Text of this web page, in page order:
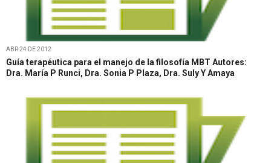
ABR 24 DE 2012
Guía terapéutica para el manejo de la filosofía MBT Autores:
Dra. María P Runci, Dra. Sonia P Plaza, Dra. Suly Y Amaya